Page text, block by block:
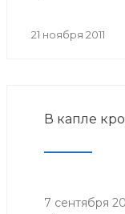
1998 года, он
21 ноября 2011
В капле
7 сентября